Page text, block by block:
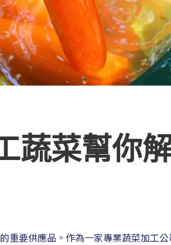
蔬菜幫你
重要供應品。作為一家專業蔬菜加工